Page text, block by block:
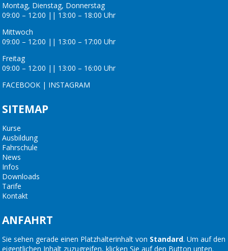
Montag, Dienstag, Donnerstag
09:00 – 12:00 || 13:00 – 18:00 Uhr
Mittwoch
09:00 – 12:00 || 13:00 – 17:00 Uhr
Freitag
09:00 – 12:00 || 13:00 – 16:00 Uhr
FACEBOOK | INSTAGRAM
SITEMAP
Kurse
Ausbildung
Fahrschule
News
Infos
Downloads
Tarife
Kontakt
ANFAHRT
Sie sehen gerade einen Platzhalterinhalt von Standard. Um auf den
eigentlichen Inhalt zuzugreifen, klicken Sie auf den Button unten.